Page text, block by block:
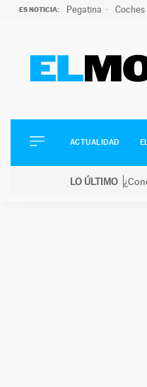
ES NOTICIA: Pegatina
ELÉCTRICOS
CONDUCIR
ACTUALIDAD
LO ÚLTIMO